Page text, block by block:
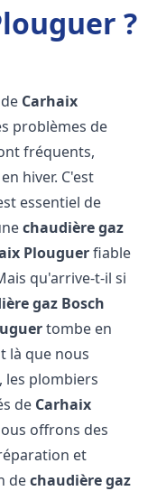
?
Carhaix
problèmes de
fréquents,
hiver. C'est
essentiel de
chaudière gaz
Plouguerfiable
qu'arrive-t-il si
gaz Bosch
tombe en
là que nous
les plombiers
de Carhaix
offrons des
et
dechaudière gaz